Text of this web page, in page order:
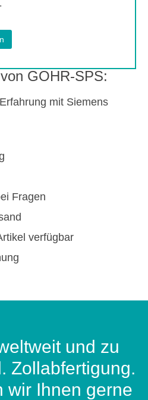
.
GOHR-SPS:
mit Siemens
Fragen
verfügbar
und zu
Zollabfertigung.
wir Ihnen gerne